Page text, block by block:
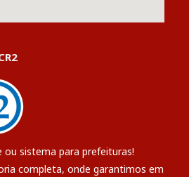
ou sistema para prefeituras!
completa, onde garantimos em